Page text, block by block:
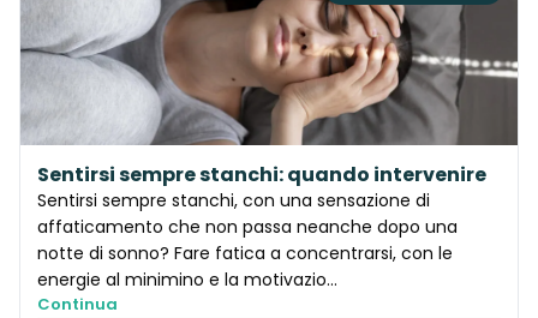
Sentirsi sempre stanchi: quando intervenire
Sentirsi sempre stanchi, con una sensazione di
affaticamento che non passa neanche dopo una
notte di sonno? Fare fatica a concentrarsi, con le
energie al minimino e la motivazio…
Continua